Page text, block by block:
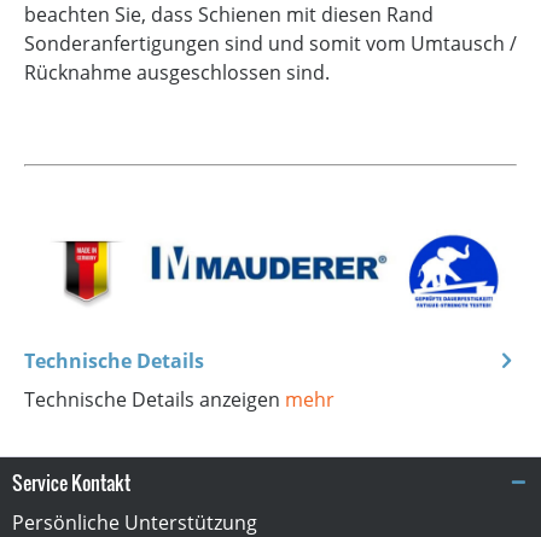
beachten Sie, dass Schienen mit diesen Rand
Sonderanfertigungen sind und somit vom Umtausch /
Rücknahme ausgeschlossen sind.
Technische Details
Technische Details anzeigen mehr
Service Kontakt
Persönliche Unterstützung